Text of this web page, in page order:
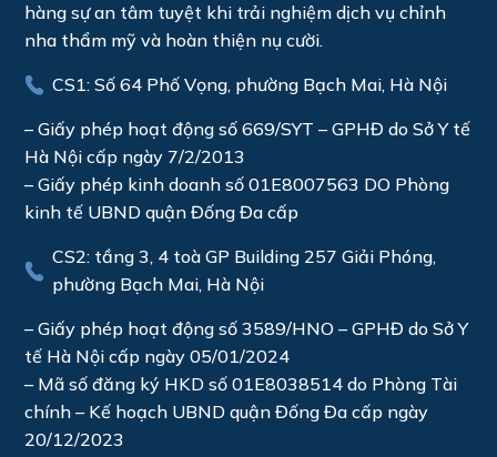
hàng sự an tâm tuyệt khi trải nghiệm dịch vụ chỉnh
nha thẩm mỹ và hoàn thiện nụ cười.
CS1: Số 64 Phố Vọng, phường Bạch Mai, Hà Nội
– Giấy phép hoạt động số 669/SYT – GPHĐ do Sở Y tế
Hà Nội cấp ngày 7/2/2013
– Giấy phép kinh doanh số 01E8007563 DO Phòng
kinh tế UBND quận Đống Đa cấp
CS2: tầng 3, 4 toà GP Building 257 Giải Phóng,
phường Bạch Mai, Hà Nội
– Giấy phép hoạt động số 3589/HNO – GPHĐ do Sở Y
tế Hà Nội cấp ngày 05/01/2024
– Mã số đăng ký HKD số 01E8038514 do Phòng Tài
chính – Kế hoạch UBND quận Đống Đa cấp ngày
20/12/2023